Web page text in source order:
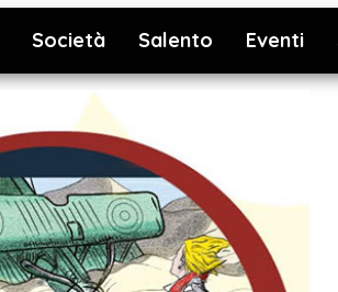
Società Salento Eventi